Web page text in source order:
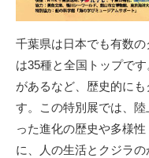
千葉県は日本でも有数
は35種と全国トップで
があるなど、歴史的に
す。この特別展では、
った進化の歴史や多様
に、人の生活とクジラ